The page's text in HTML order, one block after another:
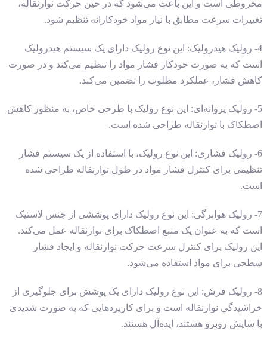
مخروطی است و این باعث می‌شود که در حین حرکت نوارنقاله،
تغییرات سرعت مطابق با نیاز مواد خودکارانه تنظیم شود.
4- رولیک هیدرولیک: این نوع رولیک دارای یک سیستم هیدرولیک
است که به صورت خودکار فشار مواد را تنظیم می‌کند و در صورت
کاهش فشار، عملکرد مطلوب را تضمین می‌کند.
5- رولیک پروانه‌ای: این نوع رولیک با طرحی خاص، به منظور کاهش
اصطکاک با نوارنقاله طراحی شده است.
6- رولیک فشاری: این نوع رولیک، با استفاده از یک سیستم فشار
تنظیمی برای کنترل فشار مواد در طول نوارنقاله طراحی شده
است.
7- رولیک هوابرگی: این نوع رولیک دارای پوششی از جنس لاستیک
است که به عنوان یک منبع اصطکاک برای نوارنقاله عمل می‌کند.
این رولیک برای کنترل سرعت حرکت نوارنقاله و ایجاد فشار
سطحی برای مواد استفاده می‌شود.
8- رولیک فرش: این نوع رولیک دارای یک پوشش برای جلوگیری از
خراشیدگی نوارنقاله است و برای کاربردهایی که به صورت شدیدی
با سایش روبرو هستند، ایده‌آل هستند.